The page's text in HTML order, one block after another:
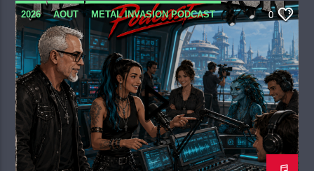
2026 AOUT METAL INVASION PODCAST 0